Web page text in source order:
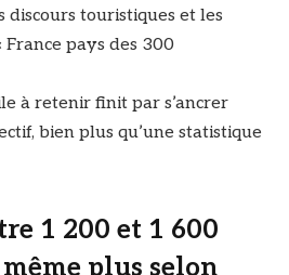
discours touristiques et les
pays des 300
à retenir finit par s’ancrer
bien plus qu’une statistique
1 200 et 1 600
plus selon